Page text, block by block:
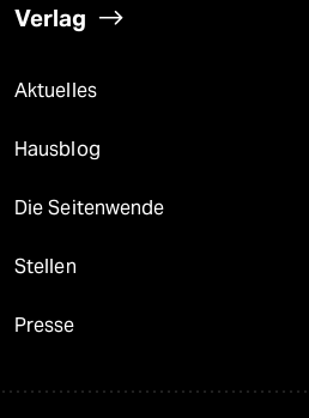
Verlag
Aktuelles
Hausblog
Die Seitenwende
Stellen
Presse